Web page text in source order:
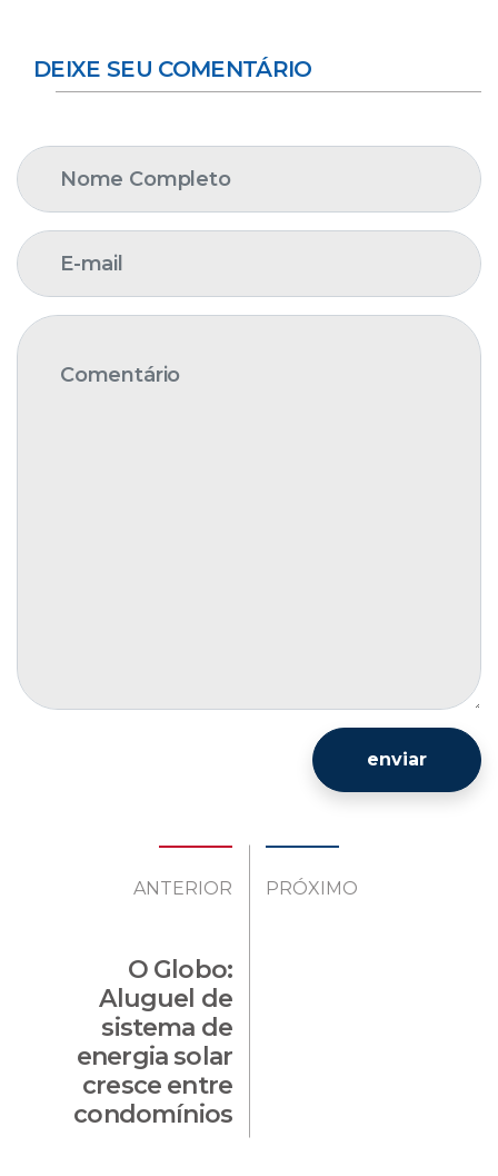
DEIXE SEU COMENTÁRIO
enviar
ANTERIOR
O Globo:
Aluguel de
sistema de
energia solar
cresce entre
condomínios
PRÓXIMO